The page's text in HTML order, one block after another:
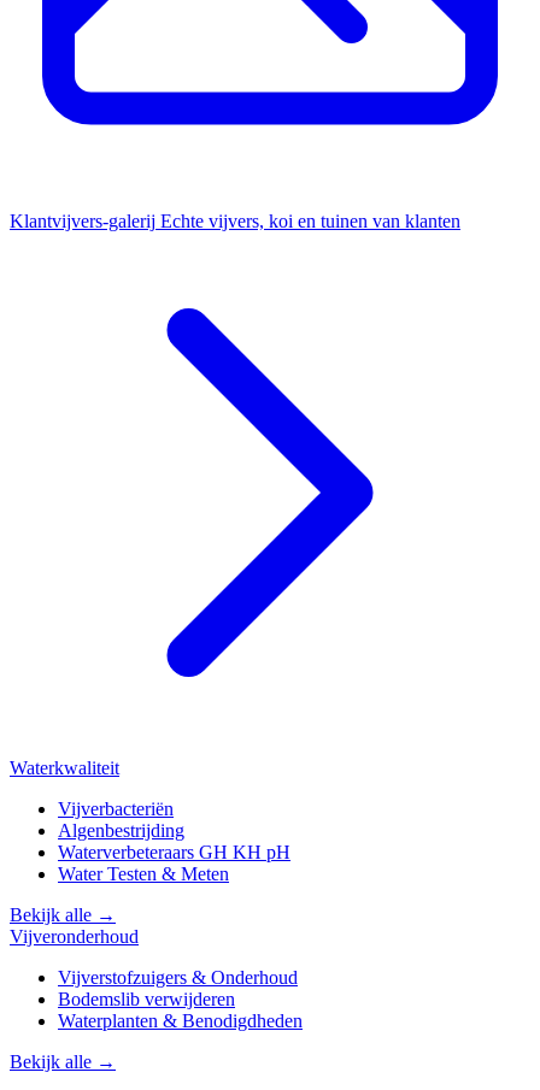
Klantvijvers-galerij Echte vijvers, koi en tuinen van klanten
Waterkwaliteit
Vijverbacteriën
Algenbestrijding
Waterverbeteraars GH KH pH
Water Testen & Meten
Bekijk alle →
Vijveronderhoud
Vijverstofzuigers & Onderhoud
Bodemslib verwijderen
Waterplanten & Benodigdheden
Bekijk alle →